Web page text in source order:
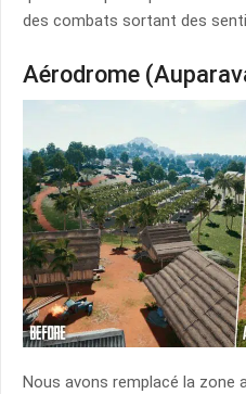
des combats sortant des
Aérodrome
Nous avons remplacé la zone